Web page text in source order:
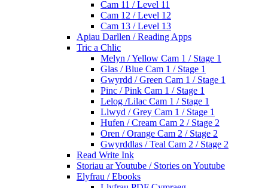
Cam 11 / Level 11
Cam 12 / Level 12
Cam 13 / Level 13
Apiau Darllen / Reading Apps
Tric a Chlic
Melyn / Yellow Cam 1 / Stage 1
Glas / Blue Cam 1 / Stage 1
Gwyrdd / Green Cam 1 / Stage 1
Pinc / Pink Cam 1 / Stage 1
Lelog /Lilac Cam 1 / Stage 1
Llwyd / Grey Cam 1 / Stage 1
Hufen / Cream Cam 2 / Stage 2
Oren / Orange Cam 2 / Stage 2
Gwyrddlas / Teal Cam 2 / Stage 2
Read Write Ink
Storiau ar Youtube / Stories on Youtube
Elyfrau / Ebooks